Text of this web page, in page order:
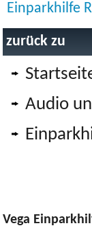
Einparkhilfe
zurück zu
Audio
Vega